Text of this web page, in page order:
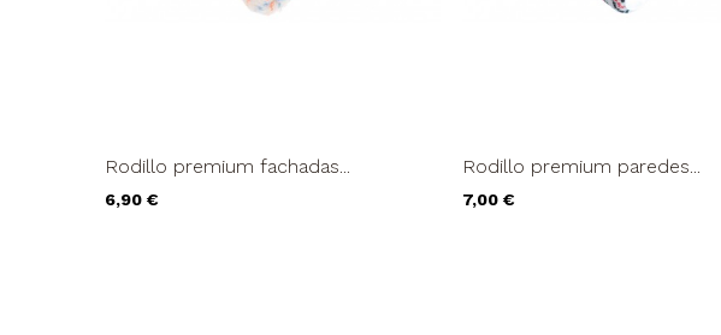
Rodillo premium fachadas...
Precio
6,90 €
Rodillo premium paredes...
Precio
7,00 €